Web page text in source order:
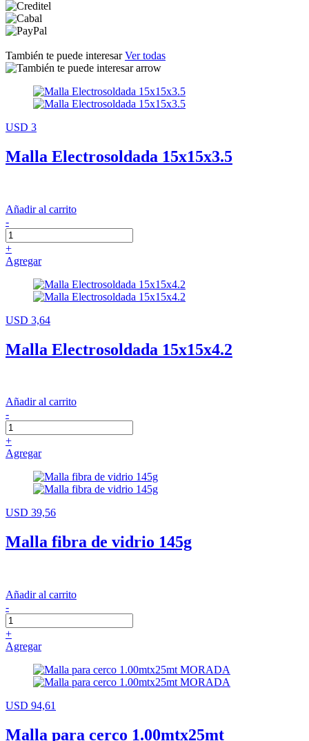
También te puede interesarVer todas
USD 3
Malla Electrosoldada 15x15x3.5
Añadir al carrito
-
+
Agregar
USD 3,64
Malla Electrosoldada 15x15x4.2
Añadir al carrito
-
+
Agregar
USD 39,56
Malla fibra de vidrio 145g
Añadir al carrito
-
+
Agregar
USD 94,61
Malla para cerco 1.00mtx25mt